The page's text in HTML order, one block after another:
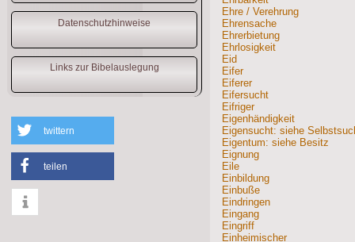
Datenschutzhinweise
Links zur Bibelauslegung
twittern
teilen
Ehre / Verehrung
Ehrensache
Ehrerbietung
Ehrlosigkeit
Eid
Eifer
Eiferer
Eifersucht
Eifriger
Eigenhändigkeit
Eigensucht: siehe
Eigentum: siehe Besitz
Eignung
Eile
Einbildung
Einbuße
Eindringen
Eingang
Eingriff
Einheimischer